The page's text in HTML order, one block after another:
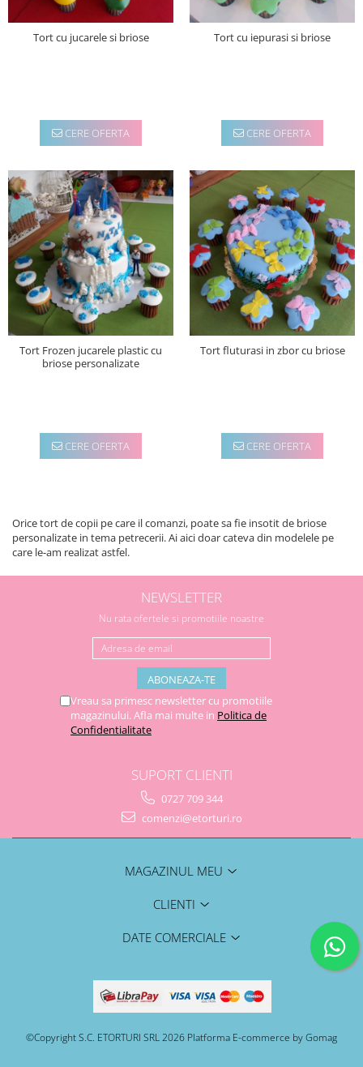
Tort cu jucarele si briose
CERE OFERTA
Tort cu iepurasi si briose
CERE OFERTA
Tort Frozen jucarele plastic cu
briose personalizate
CERE OFERTA
Tort fluturasi in zbor cu briose
CERE OFERTA
Orice tort de copii pe care il comanzi, poate sa fie insotit de briose
personalizate in tema petrecerii. Ai aici doar cateva din modelele pe
care le-am realizat astfel.
NEWSLETTER
Nu rata ofertele si promotiile noastre
Vreau sa primesc newsletter cu promotiile
magazinului. Afla mai multe in Politica de
Confidentialitate
SUPORT CLIENTI
0727 709 344
comenzi@etorturi.ro
MAGAZINUL MEU
CLIENTI
DATE COMERCIALE
©Copyright S.C. ETORTURI SRL 2026 Platforma E-commerce by Gomag